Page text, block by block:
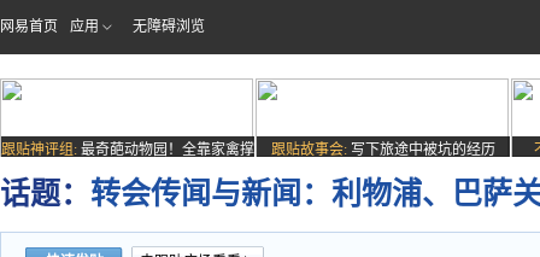
网易首页 应用 无障碍浏览
跟贴神评组: 最奇葩动物园！全靠家禽撑
场子
跟贴故事会: 写下旅途中被坑的经历
话题： 转会传闻与新闻：利物浦、巴萨